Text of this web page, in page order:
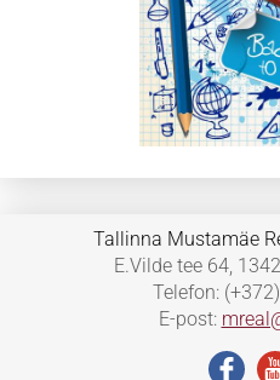
Tallinna Mustamäe
E.Vilde tee 64,
Telefon:
E-post: